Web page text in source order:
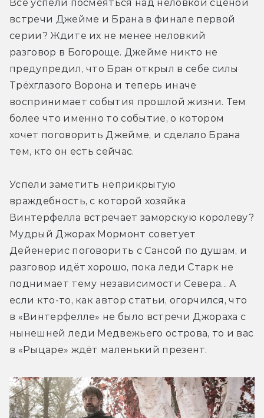
Все успели посмеяться над неловкой сценой
встречи Джейме и Брана в финале первой
серии? Ждите их не менее неловкий
разговор в Богороще. Джейме никто не
предупредил, что Бран открыл в себе силы
Трёхглазого Ворона и теперь иначе
воспринимает события прошлой жизни. Тем
более что именно то событие, о котором
хочет поговорить Джейме, и сделало Брана
тем, кто он есть сейчас.
Успели заметить неприкрытую
враждебность, с которой хозяйка
Винтерфелла встречает заморскую королеву?
Мудрый Джорах Мормонт советует
Дейенерис поговорить с Сансой по душам, и
разговор идёт хорошо, пока леди Старк не
поднимает тему независимости Севера... А
если кто-то, как автор статьи, огорчился, что
в «Винтерфелле» не было встречи Джораха с
нынешней леди Медвежьего острова, то и вас
в «Рыцаре» ждёт маленький презент.